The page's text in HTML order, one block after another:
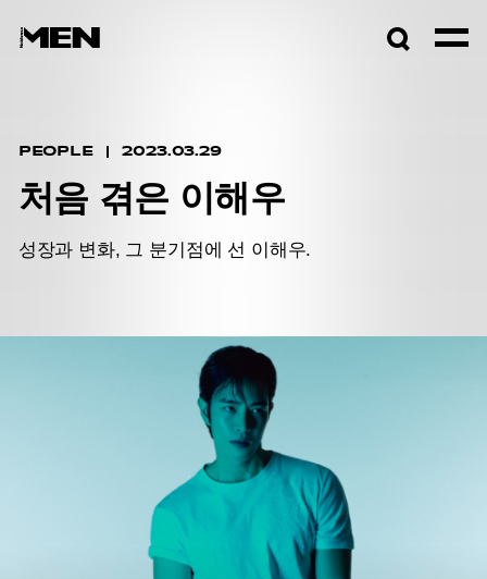
PEOPLE 2023.03.29
처음 겪은 이해우
성장과 변화, 그 분기점에 선 이해우.